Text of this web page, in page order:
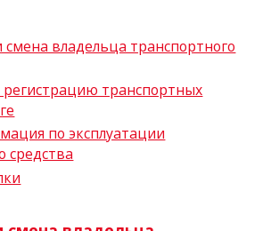
смена владельца транспортного
транспортных
по эксплуатации
средства